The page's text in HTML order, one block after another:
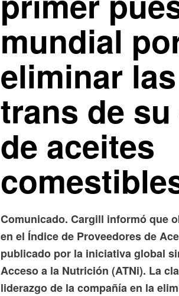
mundial
eliminar
trans de
de aceites
Comunicado. Cargill informó que
en el Índice de Proveedores de
publicado por la iniciativa global
Acceso a la Nutrición (ATNi). La
liderazgo de la compañía en la